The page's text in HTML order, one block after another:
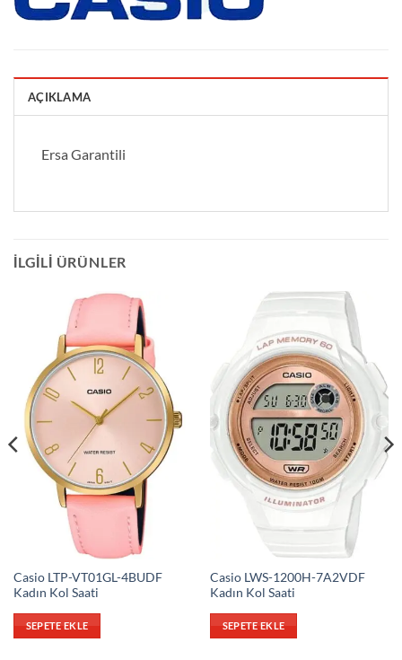
AÇIKLAMA
Ersa Garantili
İLGILI ÜRÜNLER
Casio LTP-VT01GL-4BUDF
Kadın Kol Saati
SEPETE EKLE
Casio LWS-1200H-7A2VDF
Kadın Kol Saati
SEPETE EKLE